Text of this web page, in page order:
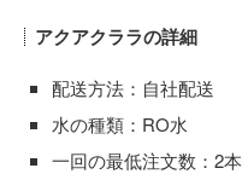
アクアクララの詳細
配送方法：自社配送
水の種類：RO水
一回の最低注文数：2本